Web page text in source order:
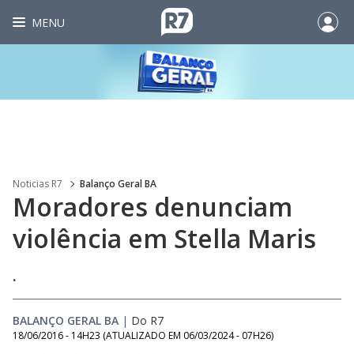
MENU
Noticias R7 Balanço Geral BA
Moradores denunciam
violência em Stella Maris
.
BALANÇO GERAL BA | Do R7
18/06/2016 - 14H23 (ATUALIZADO EM 06/03/2024 - 07H26)